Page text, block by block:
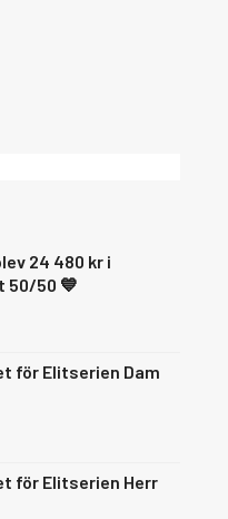
24 480 kr i
50/50 💙
för Elitserien Dam
för Elitserien Herr